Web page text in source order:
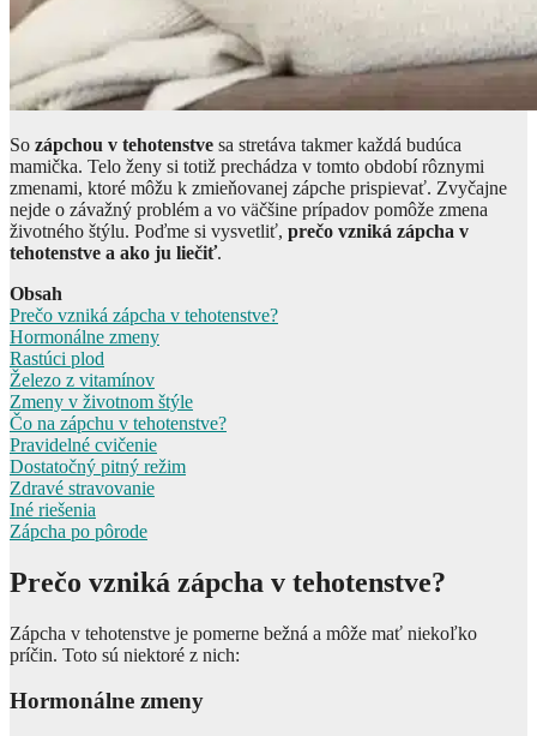
So zápchou v tehotenstve sa stretáva takmer každá budúca
mamička. Telo ženy si totiž prechádza v tomto období rôznymi
zmenami, ktoré môžu k zmieňovanej zápche prispievať. Zvyčajne
nejde o závažný problém a vo väčšine prípadov pomôže zmena
životného štýlu. Poďme si vysvetliť, prečo vzniká zápcha v
tehotenstve a ako ju liečiť.
Obsah
Prečo vzniká zápcha v tehotenstve?
Hormonálne zmeny
Rastúci plod
Železo z vitamínov
Zmeny v životnom štýle
Čo na zápchu v tehotenstve?
Pravidelné cvičenie
Dostatočný pitný režim
Zdravé stravovanie
Iné riešenia
Zápcha po pôrode
Prečo vzniká zápcha v tehotenstve?
Zápcha v tehotenstve je pomerne bežná a môže mať niekoľko
príčin. Toto sú niektoré z nich:
Hormonálne zmeny